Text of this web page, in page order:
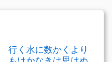
行く水に数かくより